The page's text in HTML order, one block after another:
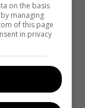
новые
WSJ
on the basis
managing
of this page
in privacy